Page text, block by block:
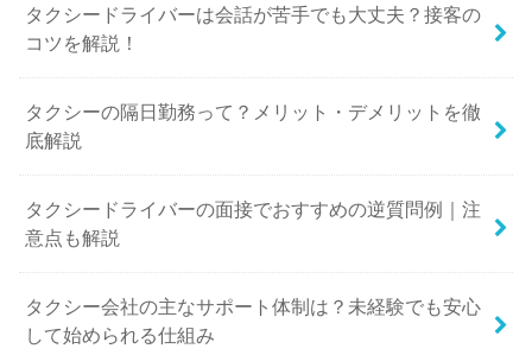
タクシードライバーは会話が苦手でも大丈夫？接客の
コツを解説！
タクシーの隔日勤務って？メリット・デメリットを徹
底解説
タクシードライバーの面接でおすすめの逆質問例｜注
意点も解説
タクシー会社の主なサポート体制は？未経験でも安心
して始められる仕組み